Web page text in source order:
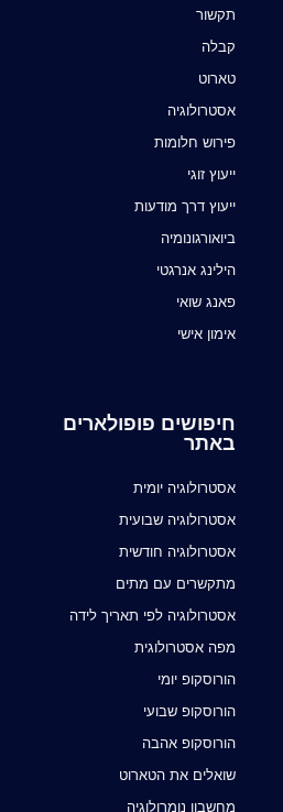
תקשור
קבלה
טארוט
אסטרולוגיה
פירוש חלומות
ייעוץ זוגי
ייעוץ דרך מודעות
ביואורגונומיה
הילינג אנרגטי
פאנג שואי
אימון אישי
חיפושים פופולארים
באתר
אסטרולוגיה יומית
אסטרולוגיה שבועית
אסטרולוגיה חודשית
מתקשרים עם מתים
אסטרולוגיה לפי תאריך לידה
מפה אסטרולוגית
הורוסקופ יומי
הורוסקופ שבועי
הורוסקופ אהבה
שואלים את הטארוט
מחשבון נומרולוגיה